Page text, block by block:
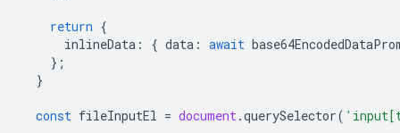
return {
inlineData : { data : await
};
}
const fileInputEl = document.querySelector(